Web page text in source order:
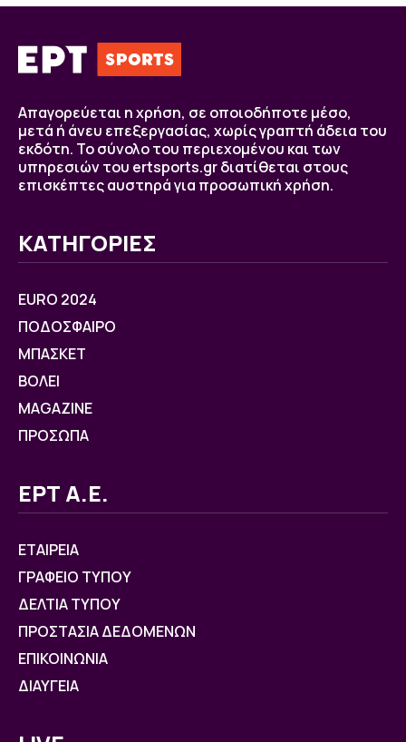
Απαγορεύεται η χρήση, σε οποιοδήποτε μέσο,
μετά ή άνευ επεξεργασίας, χωρίς γραπτή άδεια του
εκδότη. Το σύνολο του περιεχομένου και των
υπηρεσιών του ertsports.gr διατίθεται στους
επισκέπτες αυστηρά για προσωπική χρήση.
ΚΑΤΗΓΟΡΙΕΣ
EURO 2024
ΠΟΔΟΣΦΑΙΡΟ
ΜΠΑΣΚΕΤ
ΒOΛΕΙ
MAGAZINE
ΠΡΟΣΩΠΑ
ΕΡΤ Α.Ε.
ΕΤΑΙΡΕΙΑ
ΓΡΑΦΕΙΟ ΤΥΠΟΥ
ΔΕΛΤΙΑ ΤΥΠΟΥ
ΠΡΟΣΤΑΣΙΑ ΔΕΔΟΜΕΝΩΝ
ΕΠΙΚΟΙΝΩΝΙΑ
ΔΙΑΥΓΕΙΑ